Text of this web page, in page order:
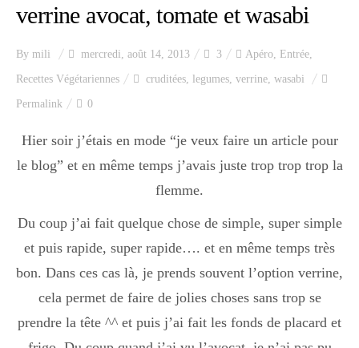
verrine avocat, tomate et wasabi
By mili mercredi, août 14, 2013 3 Apéro Entrée
Recettes Végétariennes cruditées legumes verrine wasabi
Permalink 0
Hier soir j’étais en mode “je veux faire un article pour
le blog” et en même temps j’avais juste trop trop trop la
flemme.
Du coup j’ai fait quelque chose de simple, super simple
et puis rapide, super rapide…. et en même temps très
bon. Dans ces cas là, je prends souvent l’option verrine,
cela permet de faire de jolies choses sans trop se
prendre la tête ^^ et puis j’ai fait les fonds de placard et